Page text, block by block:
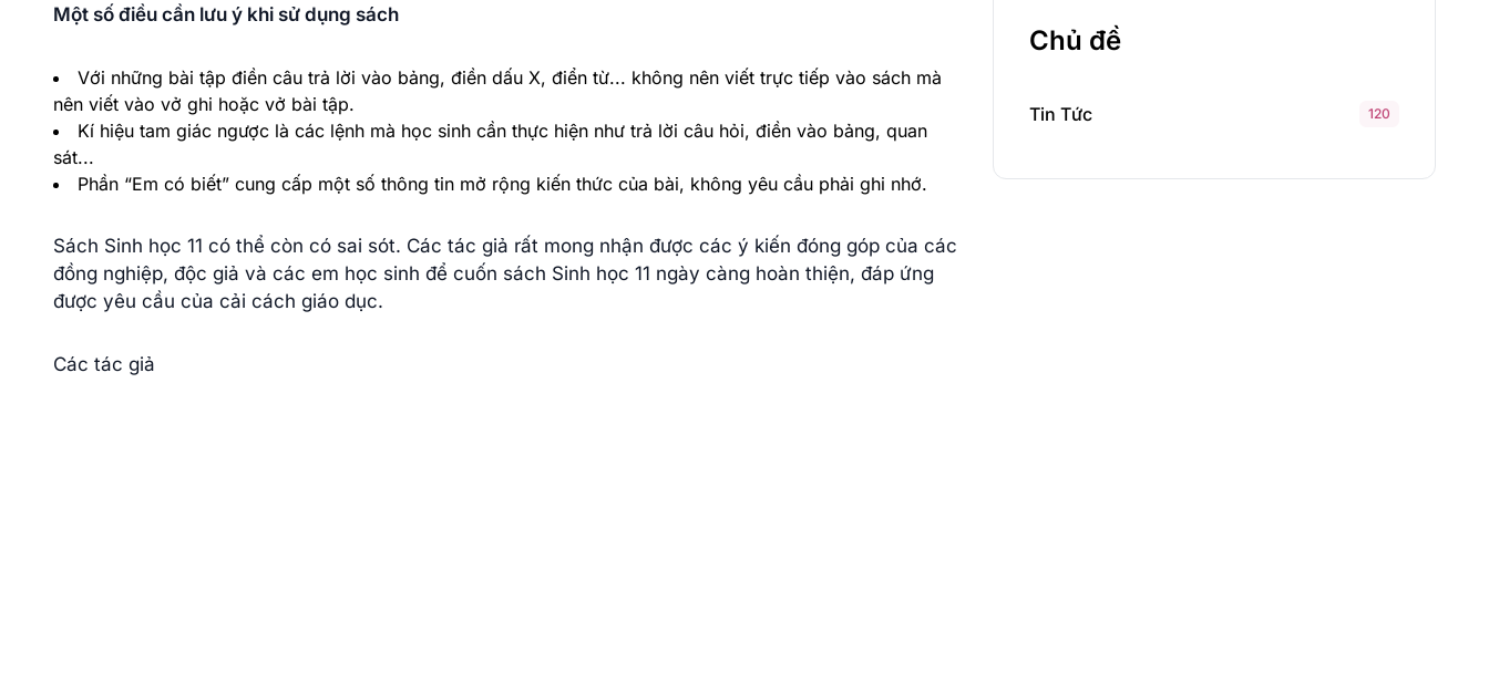
Một số điều cần lưu ý khi sử dụng sách
Với những bài tập điền câu trả lời vào bảng, điền dấu X, điển từ... không nên viết trực tiếp vào sách mà
nên viết vào vở ghi hoặc vở bài tập.
Kí hiệu tam giác ngược là các lệnh mà học sinh cần thực hiện như trả lời câu hỏi, điền vào bảng, quan
sát...
Phần “Em có biết” cung cấp một số thông tin mở rộng kiến thức của bài, không yêu cầu phải ghi nhớ.
Sách Sinh học 11 có thể còn có sai sót. Các tác giả rất mong nhận được các ý kiến đóng góp của các
đồng nghiệp, độc giả và các em học sinh để cuốn sách Sinh học 11 ngày càng hoàn thiện, đáp ứng
được yêu cầu của cải cách giáo dục.
Các tác giả
Chủ đề
Tin Tức 120